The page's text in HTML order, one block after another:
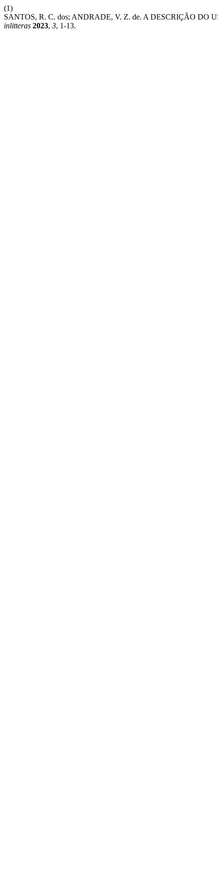
(1)
SANTOS, R. C. dos; ANDRADE, V. Z. de. A DESCRIÇÃO
inlitteras 2023, 3, 1-13.